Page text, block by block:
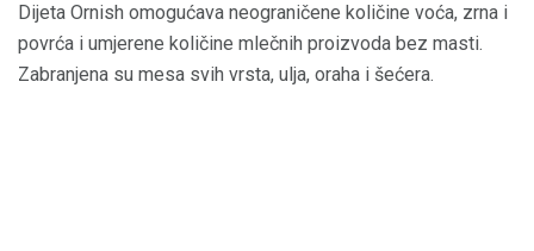
Dijeta Ornish omogućava neograničene količine voća, zrna i
povrća i umjerene količine mlečnih proizvoda bez masti.
Zabranjena su mesa svih vrsta, ulja, oraha i šećera.